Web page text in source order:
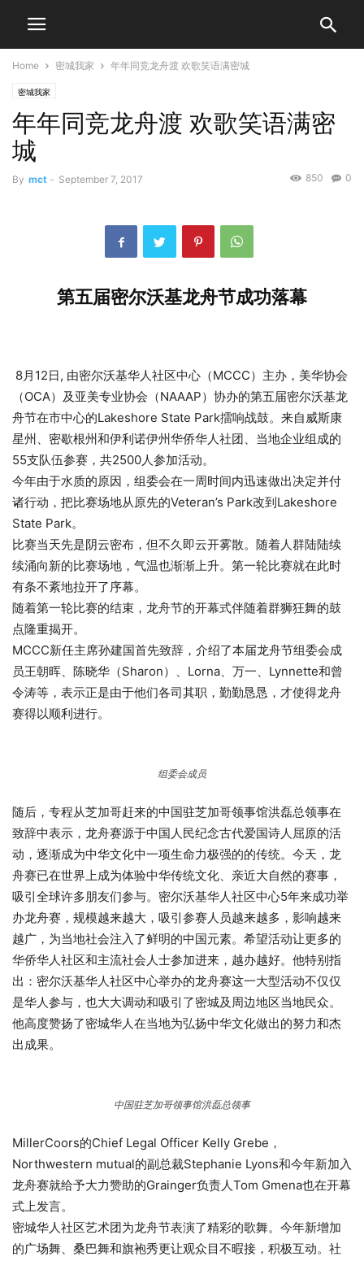
Home 密城我家 年年同竞龙舟渡 欢歌笑语满密城
密城我家
年年同竞龙舟渡 欢歌笑语满密
城
By mct - September 7, 2017 0
850
第五届密尔沃基龙舟节成功落幕
8月12日, 由密尔沃基华人社区中心（MCCC）主办，美华协会
（OCA）及亚美专业协会（NAAAP）协办的第五届密尔沃基龙
舟节在市中心的Lakeshore State Park擂响战鼓。来自威斯康
星州、密歇根州和伊利诺伊州华侨华人社团、当地企业组成的
55支队伍参赛，共2500人参加活动。
今年由于水质的原因，组委会在一周时间内迅速做出决定并付
诸行动，把比赛场地从原先的Veteran’s Park改到Lakeshore
State Park。
比赛当天先是阴云密布，但不久即云开雾散。随着人群陆陆续
续涌向新的比赛场地，气温也渐渐上升。第一轮比赛就在此时
有条不紊地拉开了序幕。
随着第一轮比赛的结束，龙舟节的开幕式伴随着群狮狂舞的鼓
点隆重揭开。
MCCC新任主席孙建国首先致辞，介绍了本届龙舟节组委会成
员王朝晖、陈晓华（Sharon）、Lorna、万一、Lynnette和曾
令涛等，表示正是由于他们各司其职，勤勤恳恳，才使得龙舟
赛得以顺利进行。
组委会成员
随后，专程从芝加哥赶来的中国驻芝加哥领事馆洪磊总领事在
致辞中表示，龙舟赛源于中国人民纪念古代爱国诗人屈原的活
动，逐渐成为中华文化中一项生命力极强的的传统。今天，龙
舟赛已在世界上成为体验中华传统文化、亲近大自然的赛事，
吸引全球许多朋友们参与。密尔沃基华人社区中心5年来成功举
办龙舟赛，规模越来越大，吸引参赛人员越来越多，影响越来
越广，为当地社会注入了鲜明的中国元素。希望活动让更多的
华侨华人社区和主流社会人士参加进来，越办越好。他特别指
出：密尔沃基华人社区中心举办的龙舟赛这一大型活动不仅仅
是华人参与，也大大调动和吸引了密城及周边地区当地民众。
他高度赞扬了密城华人在当地为弘扬中华文化做出的努力和杰
出成果。
中国驻芝加哥领事馆洪磊总领事
MillerCoors的Chief Legal Officer Kelly Grebe，
Northwestern mutual的副总裁Stephanie Lyons和今年新加入
龙舟赛就给予大力赞助的Grainger负责人Tom Gmena也在开幕
式上发言。
密城华人社区艺术团为龙舟节表演了精彩的歌舞。今年新增加
的广场舞、桑巴舞和旗袍秀更让观众目不暇接，积极互动。社